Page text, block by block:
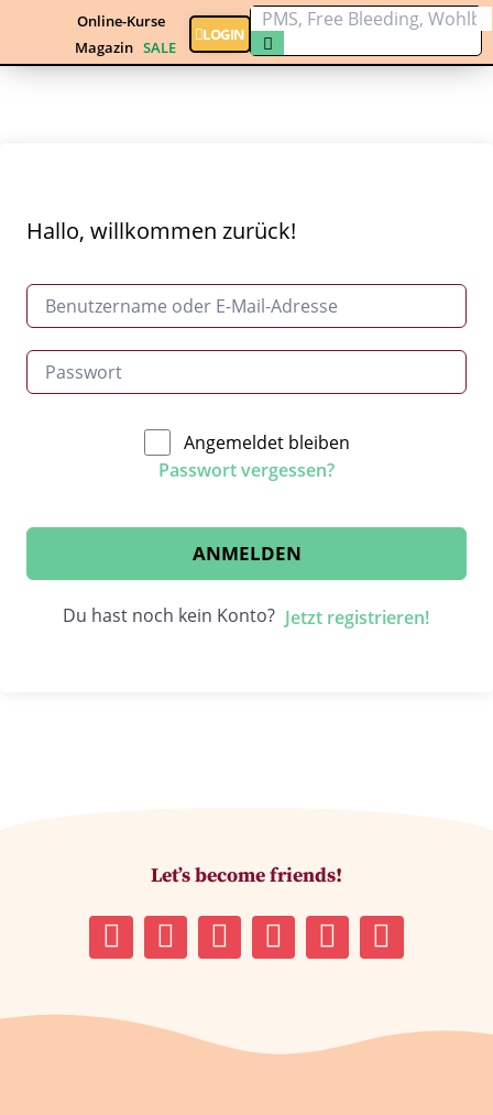
Online-Kurse
Magazin SALE
LOGIN
Hallo, willkommen zurück!
Angemeldet bleiben
Passwort vergessen?
ANMELDEN
Du hast noch kein Konto? Jetzt registrieren!
Let’s become friends!